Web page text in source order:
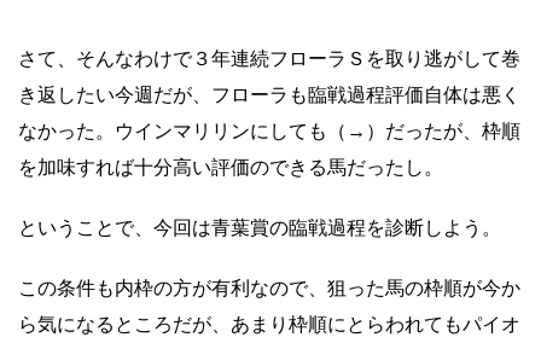
さて、そんなわけで３年連続フローラＳを取り逃がして巻
き返したい今週だが、フローラも臨戦過程評価自体は悪く
なかった。ウインマリリンにしても（→）だったが、枠順
を加味すれば十分高い評価のできる馬だったし。
ということで、今回は青葉賞の臨戦過程を診断しよう。
この条件も内枠の方が有利なので、狙った馬の枠順が今か
ら気になるところだが、あまり枠順にとらわれてもパイオ